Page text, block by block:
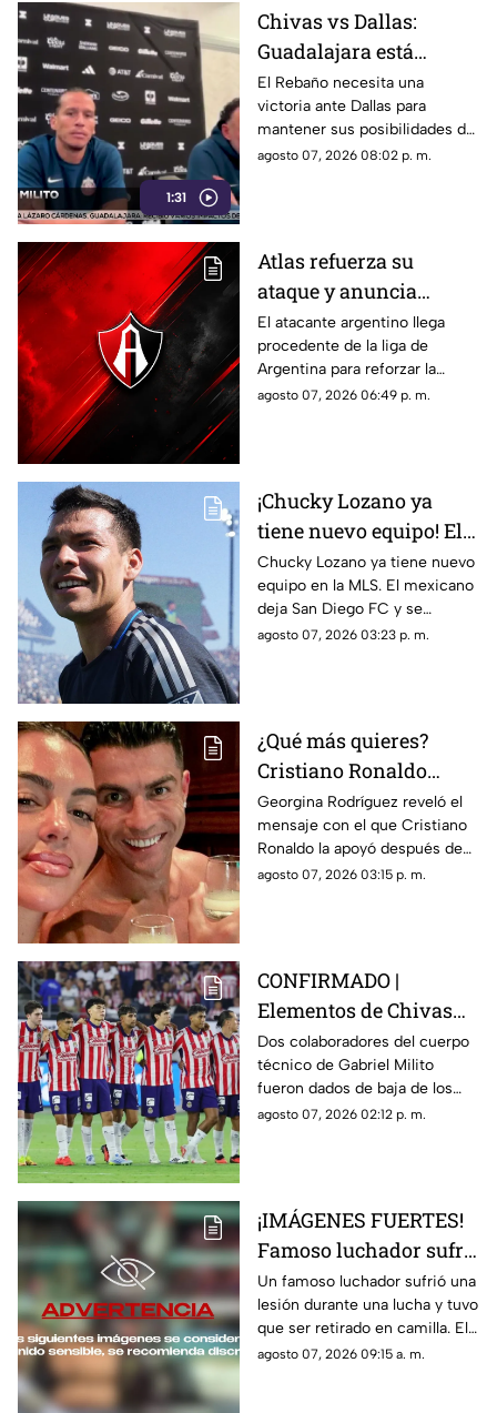
1:31
Chivas vs Dallas:
Guadalajara está
obligado a ganar para
seguir vivo en la
Leagues Cup
El Rebaño necesita una
victoria ante Dallas para
mantener sus posibilidades de
avanzar; José Castillo será baja
agosto 07, 2026 08:02 p. m.
Atlas refuerza su
ataque y anuncia
nuevo fichaje argentino
El atacante argentino llega
procedente de la liga de
Argentina para reforzar la
ofensiva rojinegra y
agosto 07, 2026 06:49 p. m.
¡Chucky Lozano ya
tiene nuevo equipo! El
mexicano llega a uno
de los grandes de la
MLS
Chucky Lozano ya tiene nuevo
equipo en la MLS. El mexicano
deja San Diego FC y se
incorpora oficialmente al LA
agosto 07, 2026 03:23 p. m.
¿Qué más quieres?
Cristiano Ronaldo
lanza contundente
mensaje tras críticas a
Georgina Rodríguez
Georgina Rodríguez reveló el
mensaje con el que Cristiano
Ronaldo la apoyó después de
recibir críticas por su cuerpo
agosto 07, 2026 03:15 p. m.
CONFIRMADO |
Elementos de Chivas
pierden sus registros
en Liga MX
Dos colaboradores del cuerpo
técnico de Gabriel Milito
fueron dados de baja de los
registros de la Liga MX y ya no
agosto 07, 2026 02:12 p. m.
¡IMÁGENES FUERTES!
Famoso luchador sufre
TERRIBLE LESIÓN en el
ring; tuvieron que
retirarlo en camilla
Un famoso luchador sufrió una
lesión durante una lucha y tuvo
que ser retirado en camilla. El
momento quedó grabado y
agosto 07, 2026 09:15 a. m.